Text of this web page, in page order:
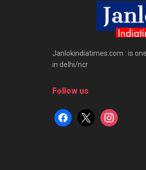
Janlokindiatimes.com : is
in delhi/ncr
Follow us
facebook
x instagram